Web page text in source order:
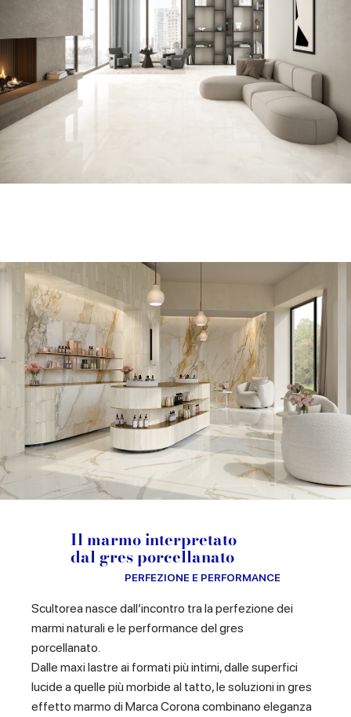
Il marmo interpretato
dal gres porcellanato
PERFEZIONE E PERFORMANCE
Scultorea nasce dall’incontro tra la perfezione dei
marmi naturali e le performance del gres
porcellanato.
Dalle maxi lastre ai formati più intimi, dalle superfici
lucide a quelle più morbide al tatto, le soluzioni in gres
effetto marmo di Marca Corona combinano eleganza